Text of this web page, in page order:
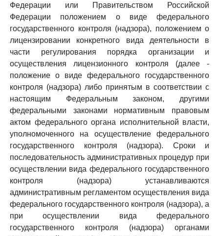
Федерации или Правительством Российской
Федерации положением о виде федерального
государственного контроля (надзора), положением о
лицензировании конкретного вида деятельности в
части регулирования порядка организации и
осуществления лицензионного контроля (далее -
положение о виде федерального государственного
контроля (надзора) либо принятым в соответствии с
настоящим Федеральным законом, другими
федеральными законами нормативным правовым
актом федерального органа исполнительной власти,
уполномоченного на осуществление федерального
государственного контроля (надзора). Сроки и
последовательность административных процедур при
осуществлении вида федерального государственного
контроля (надзора) устанавливаются
административным регламентом осуществления вида
федерального государственного контроля (надзора), а
при осуществлении вида федерального
государственного контроля (надзора) органами